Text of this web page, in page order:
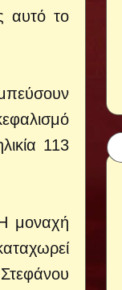
αυτό το
113
μοναχή